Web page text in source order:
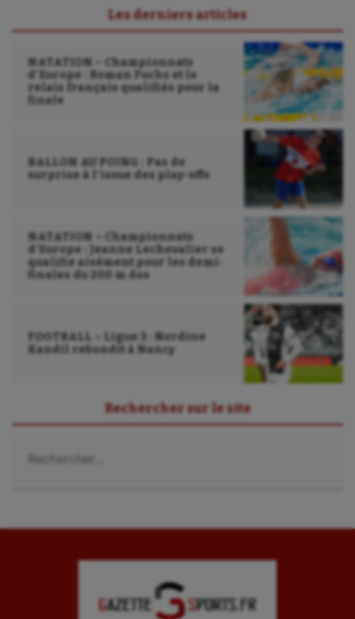
UNSS
Wakeboard
Les derniers articles
NATATION – Championnats
d’Europe : Roman Fuchs et le
relais français qualifiés pour la
finale
BALLON AU POING : Pas de
surprise à l’issue des play-offs
NATATION – Championnats
d’Europe : Jeanne Lechevalier se
qualifie aisément pour les demi-
finales du 200 m dos
FOOTBALL – Ligue 3 : Nordine
Kandil rebondit à Nancy
Rechercher sur le site